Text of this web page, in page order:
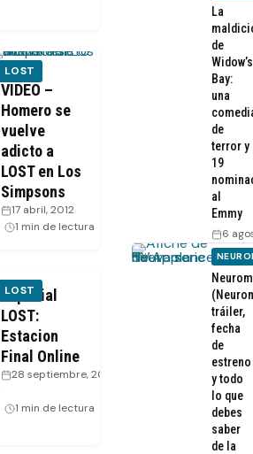
LOST
VIDEO –
Homero se
vuelve
adicto a
LOST en Los
Simpsons
17 abril, 2012
1 min de lectura
LOST
Especial
LOST:
Estacion
Final Online
28 septiembre, 2011
1 min de lectura
La
de
Widow’s
Bay:
una
de
terror y
19
al
Emmy
6
tráiler,
fecha
de
estreno
y todo
lo que
debes
saber
de la